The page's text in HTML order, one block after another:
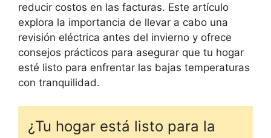
reducir costos en las facturas. Este artículo
explora la importancia de llevar a cabo una
revisión eléctrica antes del invierno y ofrece
consejos prácticos para asegurar que tu hogar
esté listo para enfrentar las bajas temperaturas
con tranquilidad.
¿Tu hogar está listo para la